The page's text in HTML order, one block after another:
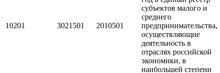
10201 3021501 2010501
субъектов малого и
среднего
предпринимательства,
осуществляющие
деятельность в
отраслях российской
экономики, в
наибольшей степени